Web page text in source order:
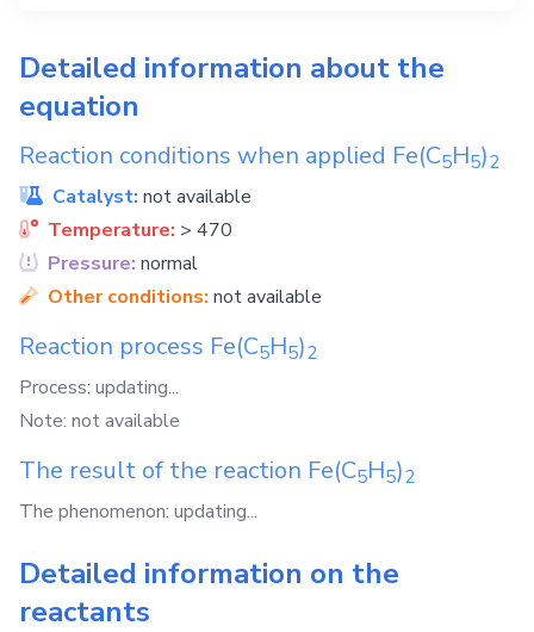
Detailed information about the
equation
Reaction conditions when applied Fe(C5H5)2
Catalyst: not available
Temperature: > 470
Pressure: normal
Other conditions: not available
Reaction process Fe(C5H5)2
Process: updating...
Note: not available
The result of the reaction Fe(C5H5)2
The phenomenon: updating...
Detailed information on the
reactants